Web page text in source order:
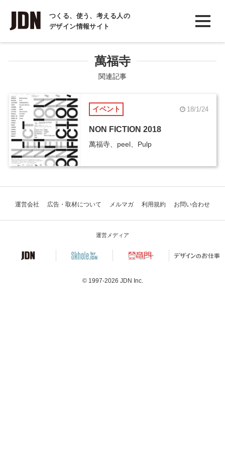
つくる、使う、考える人の
デザイン情報サイト
INTERVIEW
インタビュー
COLUMN
コラム
萬福寺
関連記事
イベント 18/1/24
NON FICTION 2018
萬福寺、peel、Pulp
運営会社 広告・取材について メルマガ 利用規約 お問い合わせ
運営メディア
© 1997-2026 JDN Inc.